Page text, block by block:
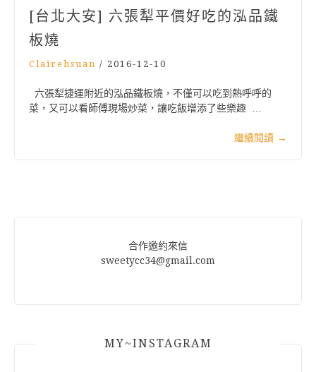
[台北大安] 六張犁平價好吃的泓品鐵
板燒
Clairehsuan / 2016-12-10
六張犁捷運附近的泓品鐵板燒，不僅可以吃到熱呼呼的
菜，又可以看師傅現場炒菜，讓吃飯增添了些樂趣 …
繼續閱讀 →
合作邀約來信
sweetycc34@gmail.com
MY~INSTAGRAM